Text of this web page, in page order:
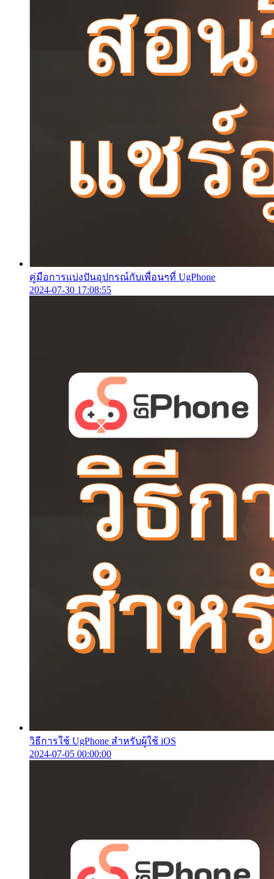
คู่มือการแบ่งปันอุปกรณ์กับเพื่อนๆที่ UgPhone
2024-07-30 17:08:55
วิธีการใช้ UgPhone สำหรับผู้ใช้ iOS
2024-07-05 00:00:00